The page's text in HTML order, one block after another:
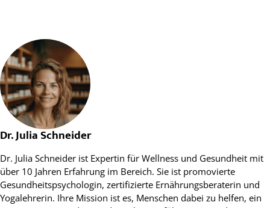
Dr. Julia Schneider
Dr. Julia Schneider ist Expertin für Wellness und Gesundheit mit
über 10 Jahren Erfahrung im Bereich. Sie ist promovierte
Gesundheitspsychologin, zertifizierte Ernährungsberaterin und
Yogalehrerin. Ihre Mission ist es, Menschen dabei zu helfen, ein